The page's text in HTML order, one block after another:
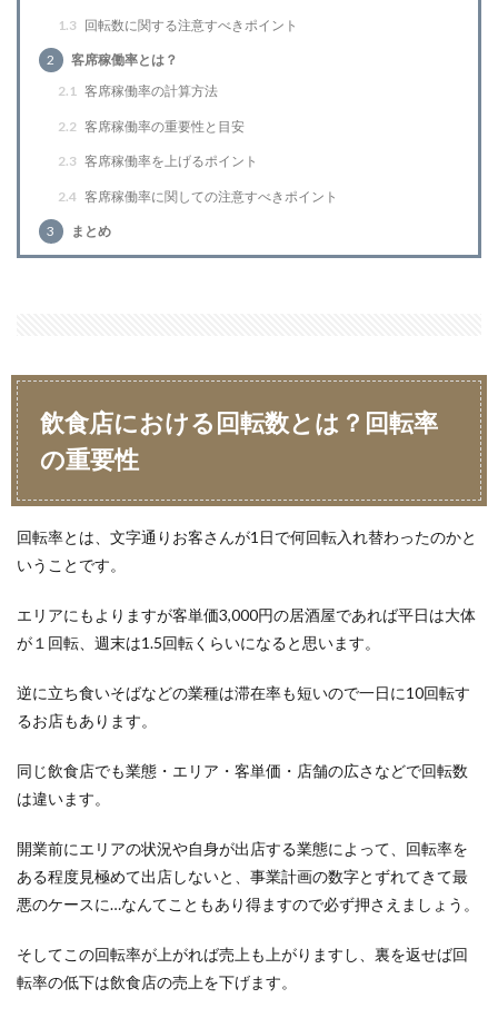
1.3 回転数に関する注意すべきポイント
2
客席稼働率とは？
2.1 客席稼働率の計算方法
2.2 客席稼働率の重要性と目安
2.3 客席稼働率を上げるポイント
2.4 客席稼働率に関しての注意すべきポイント
3 まとめ
飲食店における回転数とは？回転率
の重要性
回転率とは、文字通りお客さんが1日で何回転入れ替わったのかと
いうことです。
エリアにもよりますが客単価3,000円の居酒屋であれば平日は大体
が１回転、週末は1.5回転くらいになると思います。
逆に立ち食いそばなどの業種は滞在率も短いので一日に10回転す
るお店もあります。
同じ飲食店でも業態・エリア・客単価・店舗の広さなどで回転数
は違います。
開業前にエリアの状況や自身が出店する業態によって、回転率を
ある程度見極めて出店しないと、事業計画の数字とずれてきて最
悪のケースに…なんてこともあり得ますので必ず押さえましょう。
そしてこの回転率が上がれば売上も上がりますし、裏を返せば回
転率の低下は飲食店の売上を下げます。